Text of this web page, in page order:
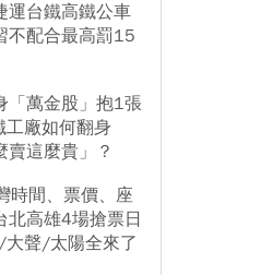
台鐵高鐵公車
不配合最高罰15
「萬金股」抱1張
廠如何翻身
賣這麼貴」？
時間、票價、座
北高雄4場搶票日
聲/太陽全來了